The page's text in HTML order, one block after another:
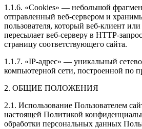
1.1.6. «Cookies» — небольшой
отправленный веб-сервером и
пользователя, который веб-клиент
пересылает веб-серверу в HTTP-
страницу соответствующего сайта.
1.1.7. «IP-адрес» — уникальный
компьютерной сети, построенной по
2. ОБЩИЕ ПОЛОЖЕНИЯ
2.1. Использование Пользователем
настоящей Политикой
обработки персональных данных